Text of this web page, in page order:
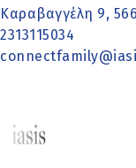
Καραβαγγέλη 9,
2313115034